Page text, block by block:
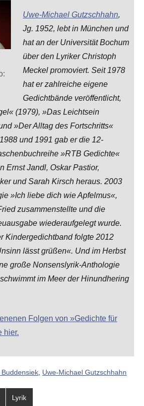
Uwe-Michael Gutzschhahn,
Jg. 1952, lebt in München und
hat an der Universität Bochum
über den Lyriker Christoph
Meckel promoviert. Seit 1978
hat er zahlreiche eigene
Gedichtbände veröffentlicht,
(1979), »Das Leichtsein
»Der Alltag des Fortschritts«
und 1991 gab er die 12-
»RTB Gedichte«
Ernst Jandl, Oskar Pastior,
und Sarah Kirsch heraus. 2003
»Ich liebe dich wie Apfelmus«,
zusammenstellte und die
wiederaufgelegt wurde.
Kindergedichtband folgte 2012
lässt grüßen«. Und im Herbst
große Nonsenslyrik-Anthologie
im Meer der Hinundhering
Folgen von »Gedichte für
hier.
Uwe-Michael Gutzschhahn
Lyrik